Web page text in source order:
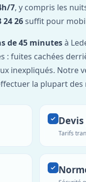
7, y compris les
24 26suffit pour
de 45 minutesà
: fuites cachées
inexpliqués. Notre
la plupart
Tarifs